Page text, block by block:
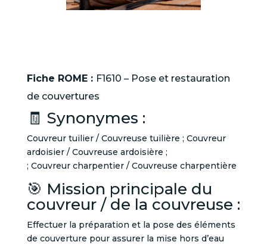
Fiche ROME : F1610 – Pose et restauration
de couvertures
🧾 Synonymes :
Couvreur tuilier / Couvreuse tuilière ; Couvreur
ardoisier / Couvreuse ardoisière ;
; Couvreur charpentier / Couvreuse charpentière
🎯 Mission principale du
couvreur / de la couvreuse :
Effectuer la préparation et la pose des éléments
de couverture pour assurer la mise hors d’eau